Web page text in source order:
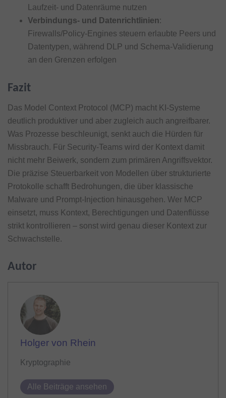
Laufzeit- und Datenräume nutzen
Verbindungs- und Datenrichtlinien:
Firewalls/Policy-Engines steuern erlaubte Peers und
Datentypen, während DLP und Schema-Validierung
an den Grenzen erfolgen
Fazit
Das Model Context Protocol (MCP) macht KI-Systeme
deutlich produktiver und aber zugleich auch angreifbarer.
Was Prozesse beschleunigt, senkt auch die Hürden für
Missbrauch. Für Security-Teams wird der Kontext damit
nicht mehr Beiwerk, sondern zum primären Angriffsvektor.
Die präzise Steuerbarkeit von Modellen über strukturierte
Protokolle schafft Bedrohungen, die über klassische
Malware und Prompt-Injection hinausgehen. Wer MCP
einsetzt, muss Kontext, Berechtigungen und Datenflüsse
strikt kontrollieren – sonst wird genau dieser Kontext zur
Schwachstelle.
Autor
Holger von Rhein
Kryptographie
Alle Beiträge ansehen